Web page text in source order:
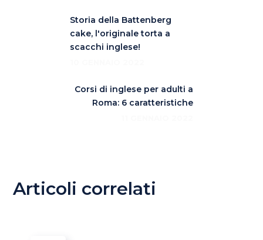
Storia della Battenberg
cake, l'originale torta a
scacchi inglese!
Corsi di inglese per adulti a
Roma: 6 caratteristiche
Articoli correlati